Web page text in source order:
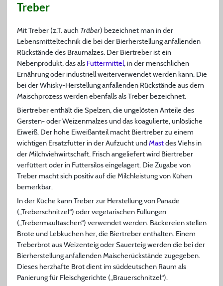
Treber
Mit Treber (z.T. auch Träber) bezeichnet man in der
Lebensmitteltechnik die bei der Bierherstellung anfallenden
Rückstände des Braumalzes. Der Biertreber ist ein
Nebenprodukt, das als Futtermittel, in der menschlichen
Ernährung oder industriell weiterverwendet werden kann. Die
bei der Whisky-Herstellung anfallenden Rückstände aus dem
Maischprozess werden ebenfalls als Treber bezeichnet.
Biertreber enthält die Spelzen, die ungelösten Anteile des
Gersten- oder Weizenmalzes und das koagulierte, unlösliche
Eiweiß. Der hohe Eiweißanteil macht Biertreber zu einem
wichtigen Ersatzfutter in der Aufzucht und Mastdes Viehs in
der Milchviehwirtschaft. Frisch angeliefert wird Biertreber
verfüttert oder in Futtersilos eingelagert. Die Zugabe von
Treber macht sich positiv auf die Milchleistung von Kühen
bemerkbar.
In der Küche kann Treber zur Herstellung von Panade
(„Treberschnitzel“) oder vegetarischen Füllungen
(„Trebermaultaschen“) verwendet werden. Bäckereien stellen
Brote und Lebkuchen her, die Biertreber enthalten. Einem
Treberbrot aus Weizenteig oder Sauerteig werden die bei der
Bierherstellung anfallenden Maischerückstände zugegeben.
Dieses herzhafte Brot dient im süddeutschen Raum als
Panierung für Fleischgerichte („Brauerschnitzel“).